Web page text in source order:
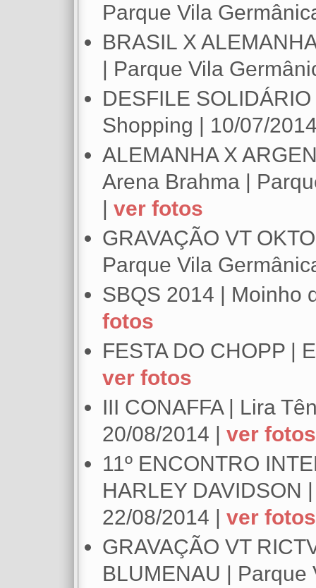
Parque Vila
BRASIL X
| Parque Vila
DESFILE
Shopping | 10/07/
ALEMANHA X
Arena Brahma |
| ver fotos
GRAVAÇÃO VT
Parque Vila
SBQS 2014 | Moinho
fotos
FESTA DO CHOPP |
ver fotos
III CONAFFA | Lira
20/08/2014 | ver fotos
11º ENCONTRO
HARLEY DAVIDSON
22/08/2014 | ver fotos
GRAVAÇÃO VT
BLUMENAU |